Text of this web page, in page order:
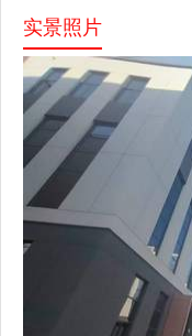
实景照片